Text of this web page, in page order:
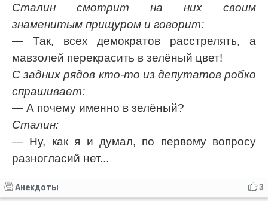
Сталин смотрит на них своим
знаменитым прищуром и говорит:
— Так, всех демократов расстрелять, а
мавзолей перекрасить в зелёный цвет!
С задних рядов кто-то из депутатов робко
спрашивает:
— А почему именно в зелёный?
Сталин:
— Ну, как я и думал, по первому вопросу
разногласий нет...
3
Анекдоты